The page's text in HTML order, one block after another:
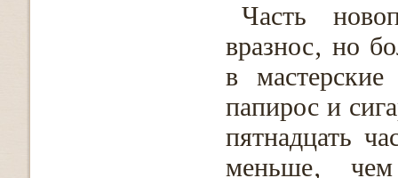
Часть
вразнос‚ но
в
папирос и
пятнадцать
меньше‚